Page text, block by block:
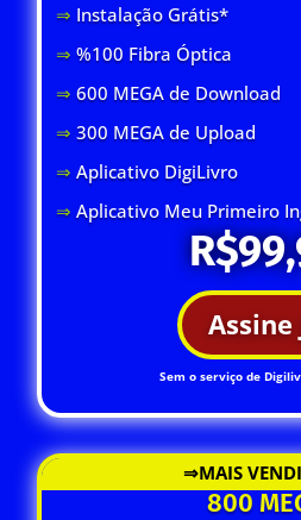
⇒ Instalação Grátis*
⇒ %100 Fibra Óptica
⇒ 600 MEGA de Download
⇒300 MEGA de Upload
⇒Aplicativo DigiLivro
⇒Aplicativo Meu Primeiro
Assine
Sem o serviço de
⇒MAIS
800